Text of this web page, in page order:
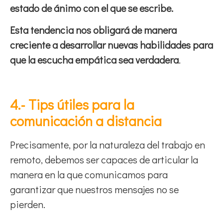
estado de ánimo con el que se escribe.
Esta tendencia nos obligará de manera
creciente a desarrollar nuevas habilidades para
que la escucha empática sea verdadera.
4.- Tips útiles para la
comunicación a distancia
Precisamente, por la naturaleza del trabajo en
remoto, debemos ser capaces de articular la
manera en la que comunicamos para
garantizar que nuestros mensajes no se
pierden.